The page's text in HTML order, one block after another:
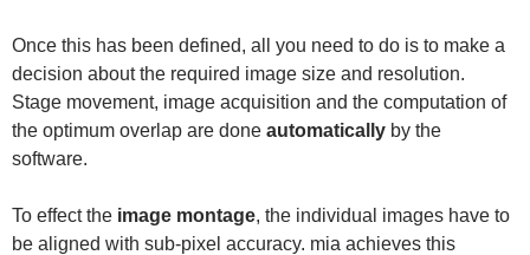
Once this has been defined, all you need to do is to make a
decision about the required image size and resolution.
Stage movement, image acquisition and the computation of
the optimum overlap are done automatically by the
software.
To effect the image montage, the individual images have to
be aligned with sub-pixel accuracy. mia achieves this